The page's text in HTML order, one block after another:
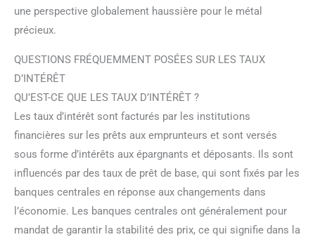
une perspective globalement haussière pour le métal
précieux.
QUESTIONS FRÉQUEMMENT POSÉES SUR LES TAUX
D’INTÉRÊT
QU’EST-CE QUE LES TAUX D’INTÉRÊT ?
Les taux d’intérêt sont facturés par les institutions
financières sur les prêts aux emprunteurs et sont versés
sous forme d’intérêts aux épargnants et déposants. Ils sont
influencés par des taux de prêt de base, qui sont fixés par les
banques centrales en réponse aux changements dans
l’économie. Les banques centrales ont généralement pour
mandat de garantir la stabilité des prix, ce qui signifie dans la